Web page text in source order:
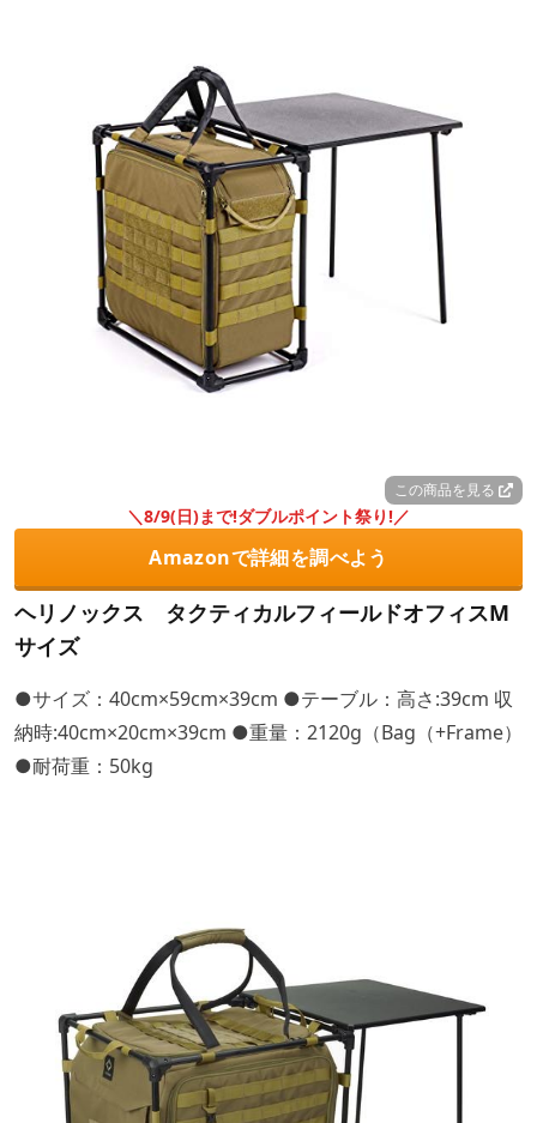
この商品を見る
＼8/9(日)まで!ダブルポイント祭り!／
Amazonで詳細を調べよう
ヘリノックス タクティカルフィールドオフィスM
サイズ
●サイズ：40cm×59cm×39cm ●テーブル：高さ:39cm 収
納時:40cm×20cm×39cm ●重量：2120g（Bag（+Frame）
●耐荷重：50kg